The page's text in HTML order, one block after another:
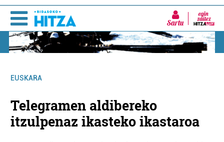
Sartu
EUSKARA
Telegramen aldibereko
itzulpenaz ikasteko ikastaroa